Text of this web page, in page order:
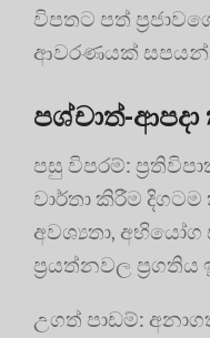
විපතට පත්
ආවරණයක්
පශ්චාත්-
පසු විපරම්:
වාර්තා කිරීම
අවශ්‍යතා,
ප්‍රයත්නවල
උගත් පාඩම්: